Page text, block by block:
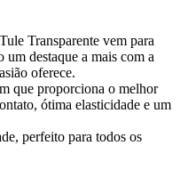
Transparente vem para
um destaque a mais com a
oferece.
que proporciona o melhor
ótima elasticidade e um
perfeito para todos os